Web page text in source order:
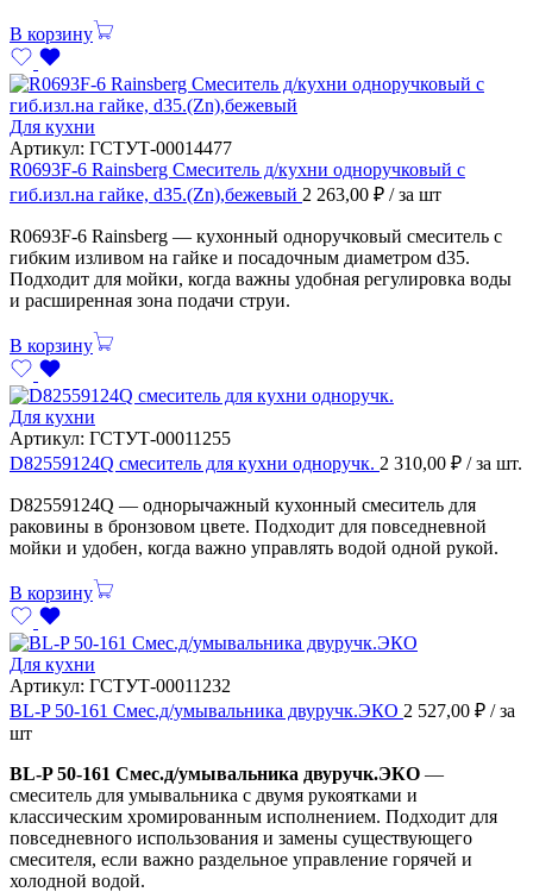
В корзину
Для кухни
Артикул: ГСТУТ-00014477
R0693F-6 Rainsberg Смеситель д/кухни одноручковый с
гиб.изл.на гайке, d35.(Zn),бежевый 2 263,00 ₽ / за шт
R0693F-6 Rainsberg — кухонный одноручковый смеситель с
гибким изливом на гайке и посадочным диаметром d35.
Подходит для мойки, когда важны удобная регулировка воды
и расширенная зона подачи струи.
В корзину
Для кухни
Артикул: ГСТУТ-00011255
D82559124Q смеситель для кухни одноручк. 2 310,00 ₽ / за шт.
D82559124Q — однорычажный кухонный смеситель для
раковины в бронзовом цвете. Подходит для повседневной
мойки и удобен, когда важно управлять водой одной рукой.
В корзину
Для кухни
Артикул: ГСТУТ-00011232
BL-P 50-161 Смес.д/умывальника двуручк.ЭКО 2 527,00 ₽ / за
шт
BL-P 50-161 Смес.д/умывальника двуручк.ЭКО —
смеситель для умывальника с двумя рукоятками и
классическим хромированным исполнением. Подходит для
повседневного использования и замены существующего
смесителя, если важно раздельное управление горячей и
холодной водой.